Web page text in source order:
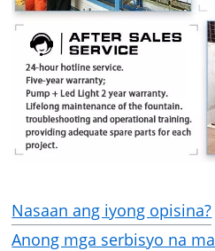
Nasaan ang iyong opisina?
Anong mga serbisyo na